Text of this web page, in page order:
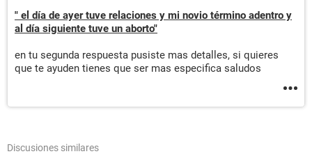
" el día de ayer tuve relaciones y mi novio término adentro y
al día siguiente tuve un aborto"
en tu segunda respuesta pusiste mas detalles, si quieres
que te ayuden tienes que ser mas especifica saludos
Discusiones similares